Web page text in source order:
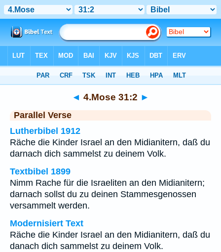
◄ 4.Mose 31:2 ►
Parallel Verse
Lutherbibel 1912
Räche die Kinder Israel an den Midianitern, daß du
darnach dich sammelst zu deinem Volk.
Textbibel 1899
Nimm Rache für die Israeliten an den Midianitern;
darnach sollst du zu deinen Stammesgenossen
versammelt werden.
Modernisiert Text
Räche die Kinder Israel an den Midianitern, daß du
danach dich sammelst zu deinem Volk.